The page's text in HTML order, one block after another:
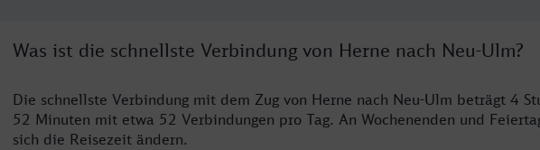
Was ist die schnellste Verbindung von Herne nach Neu-Ulm?
Die schnellste Verbindung mit dem Zug von Herne nach Neu-Ulm beträgt 4
52 Minuten mit etwa 52 Verbindungen pro Tag. An Wochenenden und
sich die Reisezeit ändern.